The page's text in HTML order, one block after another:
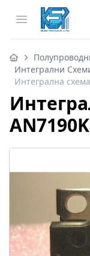
Open menu
Интегрални
Интегрална
AN7190K